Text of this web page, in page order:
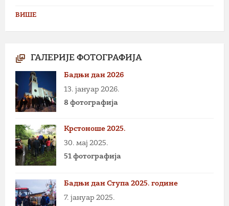
ВИШЕ
ГАЛЕРИЈЕ ФОТОГРАФИЈА
Бадњи дан 2026
13. јануар 2026.
8 фотографија
Крстоноше 2025.
30. мај 2025.
51 фотографија
Бадњи дан Ступа 2025. године
7. јануар 2025.